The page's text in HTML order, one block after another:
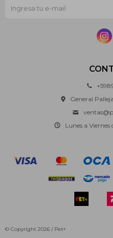
General
Lunes a

© Copyright 2026 / Pet+